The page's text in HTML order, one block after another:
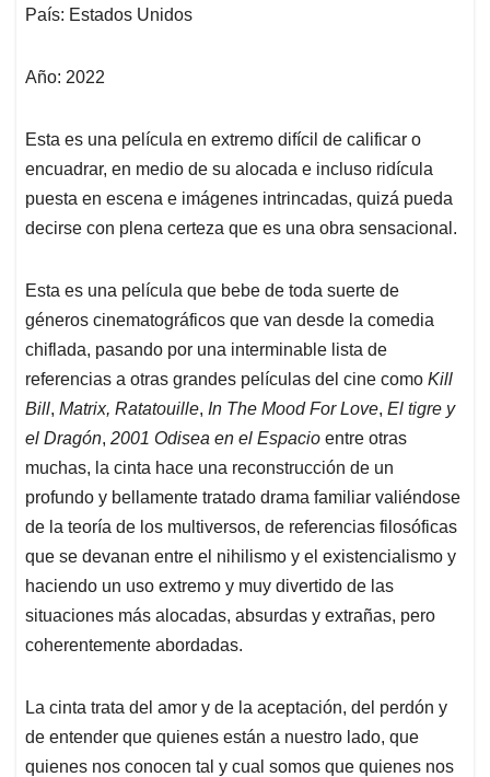
País: Estados Unidos
Año: 2022
Esta es una película en extremo difícil de calificar o
encuadrar, en medio de su alocada e incluso ridícula
puesta en escena e imágenes intrincadas, quizá pueda
decirse con plena certeza que es una obra sensacional.
Esta es una película que bebe de toda suerte de
géneros cinematográficos que van desde la comedia
chiflada, pasando por una interminable lista de
referencias a otras grandes películas del cine como Kill
Bill, Matrix, Ratatouille, In The Mood For Love, El tigre y
el Dragón, 2001 Odisea en el Espacio entre otras
muchas, la cinta hace una reconstrucción de un
profundo y bellamente tratado drama familiar valiéndose
de la teoría de los multiversos, de referencias filosóficas
que se devanan entre el nihilismo y el existencialismo y
haciendo un uso extremo y muy divertido de las
situaciones más alocadas, absurdas y extrañas, pero
coherentemente abordadas.
La cinta trata del amor y de la aceptación, del perdón y
de entender que quienes están a nuestro lado, que
quienes nos conocen tal y cual somos que quienes nos